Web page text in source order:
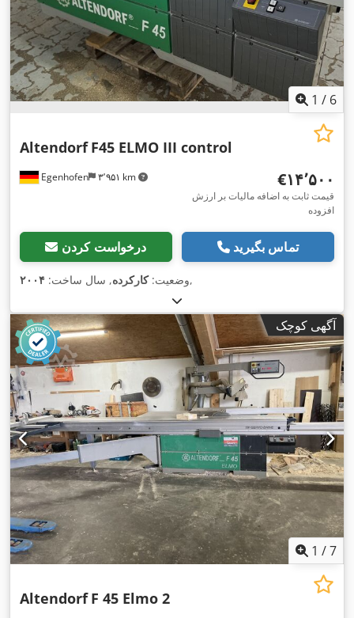
1 / 6
Egenhofen ۳٬۹۵۱ km
Altendorf F45 ELMO III control
‎€۱۴٬۵۰۰
قیمت ثابت به اضافه مالیات بر ارزش
افزوده
درخواست کردن تماس بگیرید
وضعیت:کارکرده, سال ساخت: ۲۰۰۴ ,
آگهی کوچک
1 /7
Altendorf F 45 Elmo 2